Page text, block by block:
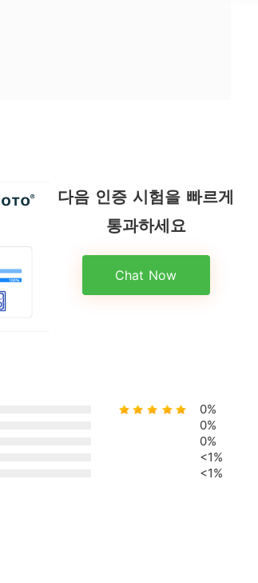
다음 인증 시험을 빠르게
통과하세요
Chat Now
0%
0%
0%
<1%
<1%